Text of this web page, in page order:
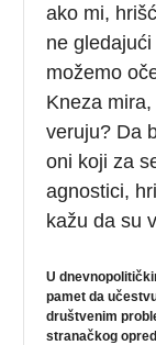
ako mi,
ne
možemo
Kneza
veruju? Da
oni koji za
agnostici,
kažu da su
U
pamet da
društvenim
stranačkog